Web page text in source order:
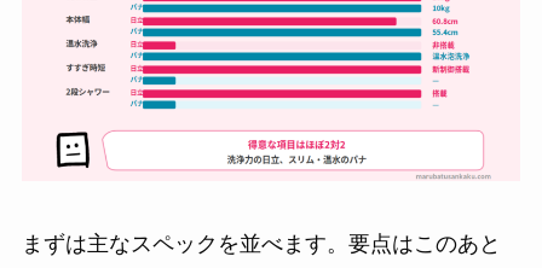
まずは主なスペックを並べます。要点はこのあと